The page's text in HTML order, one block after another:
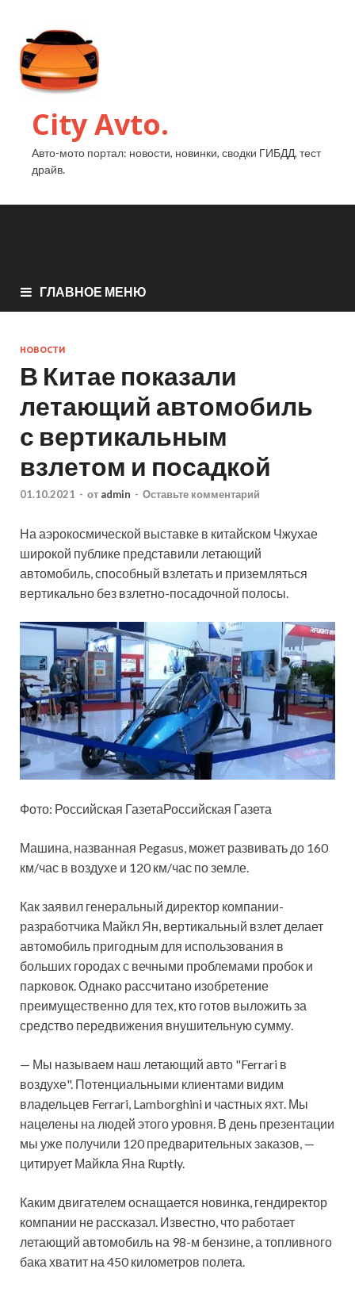
City Avto.
Авто-мото портал: новости, новинки, сводки ГИБДД, тест
драйв.
ГЛАВНОЕ МЕНЮ
НОВОСТИ
В Китае показали
летающий автомобиль
с вертикальным
взлетом и посадкой
01.10.2021 - от admin - Оставьте комментарий
На аэрокосмической выставке в китайском Чжухае
широкой публике представили летающий
автомобиль, способный взлетать и приземляться
вертикально без взлетно-посадочной полосы.
Фото: Российская ГазетаРоссийская Газета
Машина, названная Pegasus, может развивать до 160
км/час в воздухе и 120 км/час по земле.
Как заявил генеральный директор компании-
разработчика Майкл Ян, вертикальный взлет делает
автомобиль пригодным для использования в
больших городах с вечными проблемами пробок и
парковок. Однако рассчитано изобретение
преимущественно для тех, кто готов выложить за
средство передвижения внушительную сумму.
— Мы называем наш летающий авто "Ferrari в
воздухе". Потенциальными клиентами видим
владельцев Ferrari, Lamborghini и частных яхт. Мы
нацелены на людей этого уровня. В день презентации
мы уже получили 120 предварительных заказов, —
цитирует Майкла Яна Ruptly.
Каким двигателем оснащается новинка, гендиректор
компании не рассказал. Известно, что работает
летающий автомобиль на 98-м бензине, а топливного
бака хватит на 450 километров полета.